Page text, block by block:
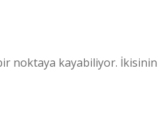
noktaya kayabiliyor. İkisinin